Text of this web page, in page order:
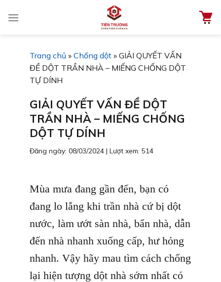
đến
Trang chủ » Chống dột » GIẢI QUYẾT VẤN
ĐỀ DỘT TRẦN NHÀ – MIẾNG CHỐNG DỘT
TỰ DÍNH
GIẢI QUYẾT VẤN ĐỀ DỘT
TRẦN NHÀ – MIẾNG CHỐNG
DỘT TỰ DÍNH
Đăng ngày: 08/03/2024 | Lượt xem: 514
Mùa mưa đang gần đến, bạn có
đang lo lắng khi trần nhà cứ bị dột
nước, làm ướt sàn nhà, bẩn nhà, dẫn
đến nhà nhanh xuống cấp, hư hỏng
nhanh. Vậy hãy mau tìm cách chống
lại hiện tượng dột nhà sớm nhất có